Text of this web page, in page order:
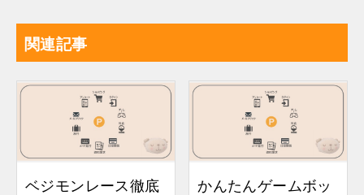
関連記事
ベジモンレース徹底
かんたんゲームボッ